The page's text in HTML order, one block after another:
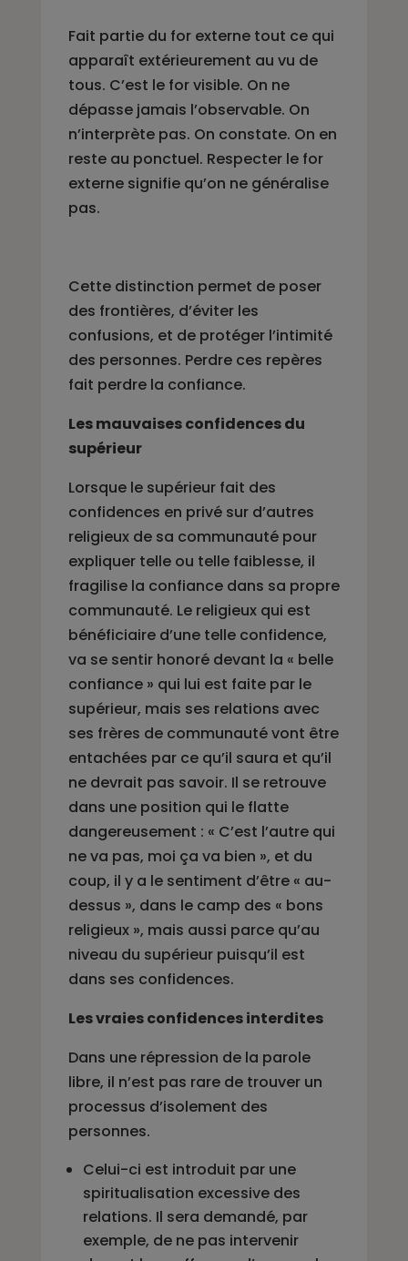
Fait partie du for externe tout ce qui
apparaît extérieurement au vu de
tous. C’est le for visible. On ne
dépasse jamais l’observable. On
n’interprète pas. On constate. On en
reste au ponctuel. Respecter le for
externe signifie qu’on ne généralise
pas.
Cette distinction permet de poser
des frontières, d’éviter les
confusions, et de protéger l’intimité
des personnes. Perdre ces repères
fait perdre la confiance.
Les mauvaises confidences du
supérieur
Lorsque le supérieur fait des
confidences en privé sur d’autres
religieux de sa communauté pour
expliquer telle ou telle faiblesse, il
fragilise la confiance dans sa propre
communauté. Le religieux qui est
bénéficiaire d’une telle confidence,
va se sentir honoré devant la « belle
confiance » qui lui est faite par le
supérieur, mais ses relations avec
ses frères de communauté vont être
entachées par ce qu’il saura et qu’il
ne devrait pas savoir. Il se retrouve
dans une position qui le flatte
dangereusement : « C’est l’autre qui
ne va pas, moi ça va bien », et du
coup, il y a le sentiment d’être « au-
dessus », dans le camp des « bons
religieux », mais aussi parce qu’au
niveau du supérieur puisqu’il est
dans ses confidences.
Les vraies confidences interdites
Dans une répression de la parole
libre, il n’est pas rare de trouver un
processus d’isolement des
personnes.
Celui-ci est introduit par une
spiritualisation excessive des
relations. Il sera demandé, par
exemple, de ne pas intervenir